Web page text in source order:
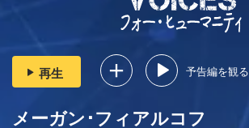
再生 予告編を観る
メーガン･フィアルコフ